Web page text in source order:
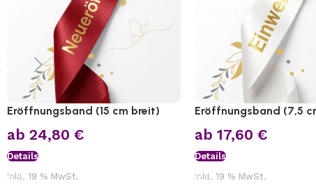
Eröffnungsband (15 cm breit)
ab 24,80 €
Details
inkl. 19 % MwSt.
Eröffnungsband (7,5
ab 17,60 €
Details
inkl. 19 % MwSt.